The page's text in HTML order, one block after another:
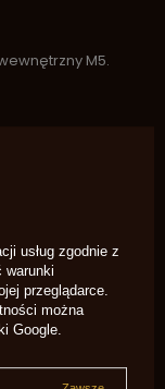
M5.
Zadaj pytanie
.50 USA736-45
usług zgodnie z
warunki
przeglądarce.
można
Google